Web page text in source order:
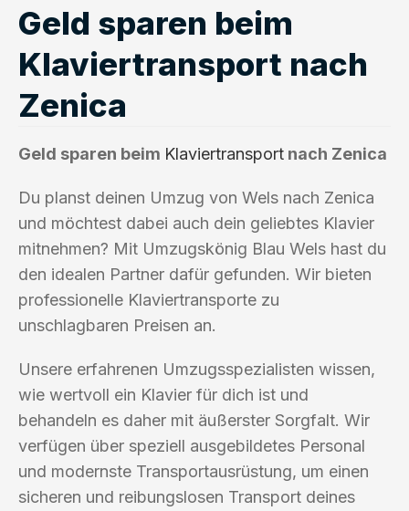
Geld sparen beim
Klaviertransport nach
Zenica
Geld sparen beim Klaviertransport nach Zenica
Du planst deinen Umzug von Wels nach Zenica
und möchtest dabei auch dein geliebtes Klavier
mitnehmen? Mit Umzugskönig Blau Wels hast du
den idealen Partner dafür gefunden. Wir bieten
professionelle Klaviertransporte zu
unschlagbaren Preisen an.
Unsere erfahrenen Umzugsspezialisten wissen,
wie wertvoll ein Klavier für dich ist und
behandeln es daher mit äußerster Sorgfalt. Wir
verfügen über speziell ausgebildetes Personal
und modernste Transportausrüstung, um einen
sicheren und reibungslosen Transport deines